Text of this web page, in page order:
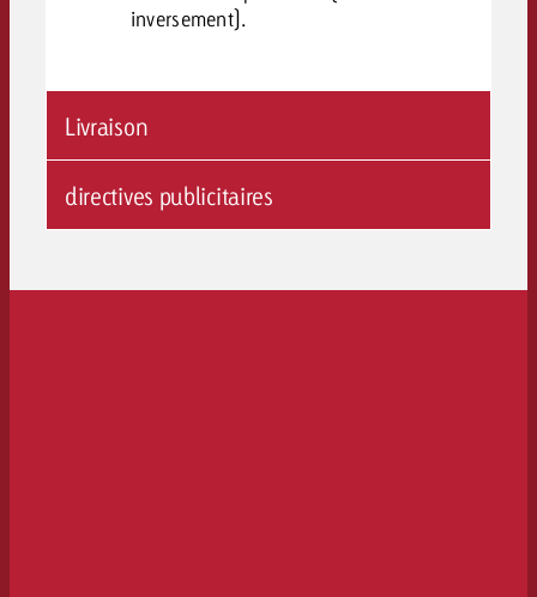
inversement).
Livraison
directives publicitaires